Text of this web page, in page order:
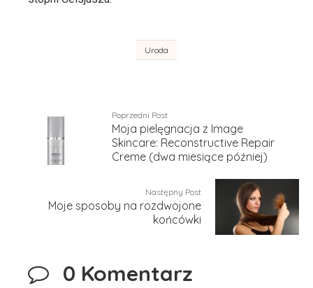
Uroda
Poprzedni Post
Moja pielęgnacja z Image
Skincare: Reconstructive Repair
Creme (dwa miesiące później)
Następny Post
Moje sposoby na rozdwojone
końcówki
0 Komentarz